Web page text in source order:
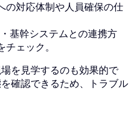
の対応体制や人員確保の仕
基幹システムとの連携方
ェック。
を見学するのも効果的で
確認できるため、トラブル